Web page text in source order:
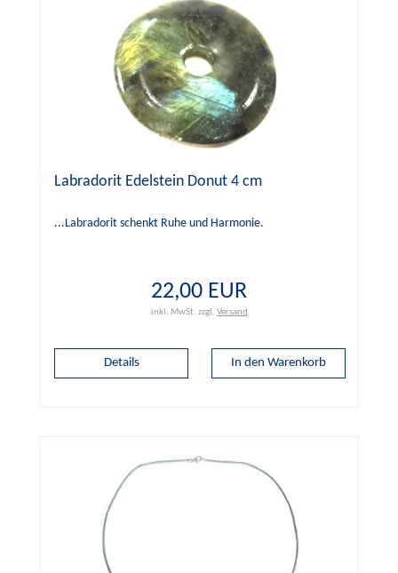
Labradorit Edelstein Donut 4 cm
...Labradorit schenkt Ruhe und Harmonie.
22,00 EUR
inkl. MwSt. zzgl. Versand
Details